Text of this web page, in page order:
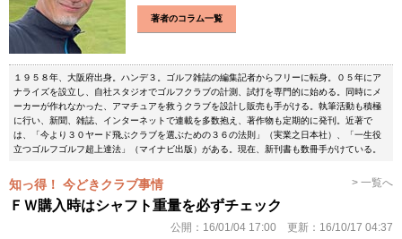
著者のコラム一覧
１９５８年、大阪府出身。ハンデ３。ゴルフ雑誌の編集記者からフリーに転身。０５年にア
ナライズを設立し、自社スタジオでゴルフクラブの計測、試打を専門的に始める。同時にメ
ーカーが作れなかった、アマチュアを救うクラブを設計し販売も手がける。執筆活動も積極
に行い、新聞、雑誌、インターネットで連載を多数抱え、著作物も定期的に発刊。近著で
は、「今より３０ヤード飛ぶクラブを選ぶための３６の法則」（実業之日本社）、「一生役
立つゴルフゴルフ超上達法」（マイナビ出版）がある。現在、新刊書も数冊手がけている。
知っ得！ 今どきクラブ事情 > 一覧へ
ＦＷ購入時はシャフト重量を必ずチェック
公開： 16/01/04 17:00 更新： 16/10/17 04:37